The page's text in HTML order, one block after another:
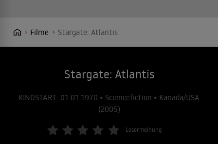
Filme Stargate: Atlantis
Stargate: Atlantis
KINOSTART: 01.01.1970 • Sciencefiction • Kanada/USA
(2005)
Lesermeinung